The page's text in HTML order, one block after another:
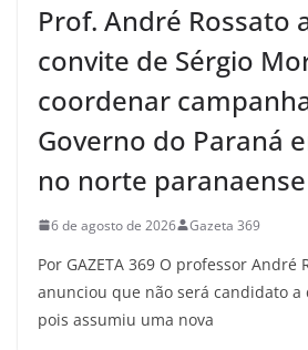
Prof. André Rossato
convite de Sérgio
coordenar
Governo do Paraná
no norte paranaense
6 de agosto de 2026 Gazeta 369
Por GAZETA 369 O professor André
anunciou que não será candidato
pois assumiu uma nova